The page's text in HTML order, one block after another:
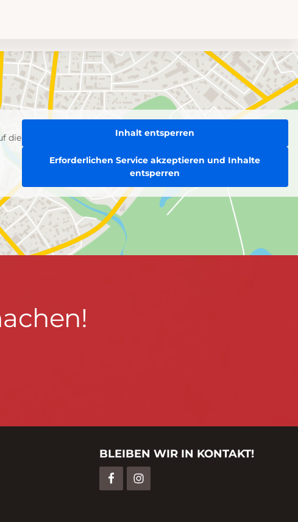
die
Inhalt entsperren
Erforderlichen Service akzeptieren und Inhalte
entsperren
BLEIBEN WIR IN KONTAKT!